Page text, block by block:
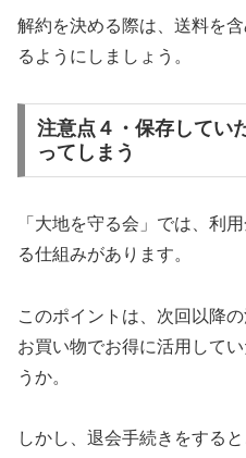
解約を決める際は、送料を
るようにしましょう。
注意点４・保存してい
ってしまう
「大地を守る会」では、利
る仕組みがあります。
このポイントは、次回以降
お買い物でお得に活用して
うか。
しかし、退会手続きをする